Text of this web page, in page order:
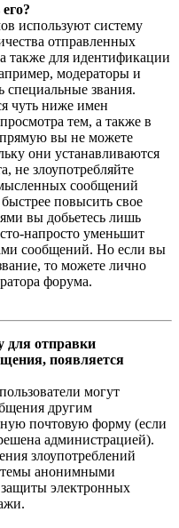
используют систему
отправленных
также для идентификации
модераторы и
специальные звания.
чуть ниже имен
тем, а также в
вы не можете
они устанавливаются
не злоупотребляйте
сообщений
повысить свое
вы добьетесь лишь
напросто уменьшит
сообщений. Но если вы
то можете лично
форума.
для отправки
появляется
могут
другим
почтовую форму (если
администрацией).
злоупотреблений
анонимными
защиты электронных